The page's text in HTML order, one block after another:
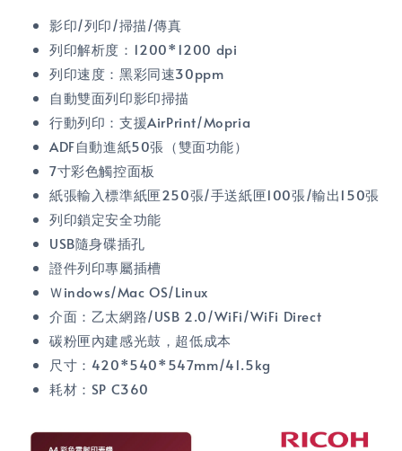
影印/列印/掃描/傳真
列印解析度：1200*1200 dpi
列印速度：黑彩同速30ppm
自動雙面列印影印掃描
行動列印：支援AirPrint/Mopria
ADF自動進紙50張（雙面功能）
7寸彩色觸控面板
紙張輸入標準紙匣250張/手送紙匣100張/輸出150張
列印鎖定安全功能
USB隨身碟插孔
證件列印專屬插槽
Ｗindows/Mac OS/Linux
介面：乙太網路/USB 2.0/WiFi/WiFi Direct
碳粉匣內建感光鼓，超低成本
尺寸：420*540*547mm/41.5kg
耗材：SP C360